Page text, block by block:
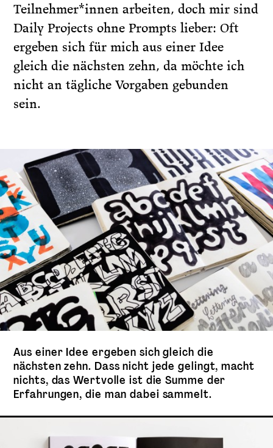
Teilnehmer*innen arbeiten, doch mir sind
Daily Projects ohne Prompts lieber: Oft
ergeben sich für mich aus einer Idee
gleich die nächsten zehn, da möchte ich
nicht an tägliche Vorgaben gebunden
sein.
Aus einer Idee ergeben sich gleich die
nächsten zehn. Dass nicht jede gelingt, macht
nichts, das Wertvolle ist die Summe der
Erfahrungen, die man dabei sammelt.